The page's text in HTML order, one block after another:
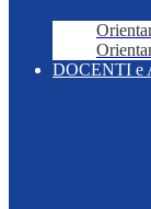
DOCENTI e